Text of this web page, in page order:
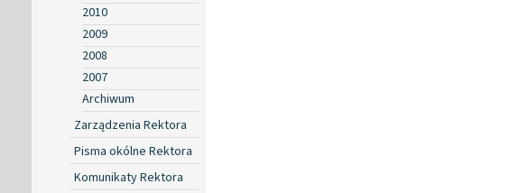
2010
2009
2008
2007
Archiwum
Zarządzenia Rektora
Pisma okólne Rektora
Komunikaty Rektora